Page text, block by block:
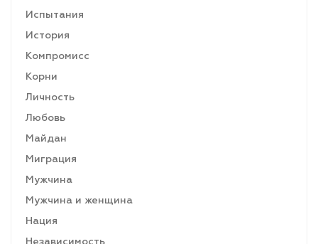
Испытания
История
Компромисс
Корни
Личность
Любовь
Майдан
Миграция
Мужчина
Мужчина и женщина
Нация
Независимость